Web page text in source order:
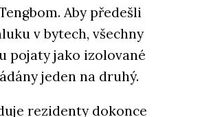
Aby předešli
v bytech, všechny
pojaty jako izolované
jeden na druhý.
rezidenty dokonce